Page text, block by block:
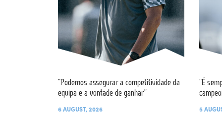
“Podemos assegurar a competitividade da
equipa e a vontade de ganhar”
6 AUGUST, 2026
“É
5